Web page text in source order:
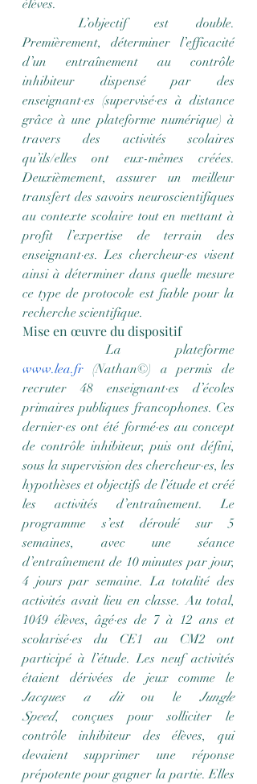
élèves.
	L’objectif est double.
Premièrement, déterminer l’efficacité
d’un entraînement au contrôle
inhibiteur dispensé par des
enseignant·es (supervisé·es à distance
grâce à une plateforme numérique) à
travers des activités scolaires
qu’ils/elles ont eux-mêmes créées.
Deuxièmement, assurer un meilleur
transfert des savoirs neuroscientifiques
au contexte scolaire tout en mettant à
profit l’expertise de terrain des
enseignant·es. Les chercheur·es visent
ainsi à déterminer dans quelle mesure
ce type de protocole est fiable pour la
recherche scientifique.
Mise en œuvre du dispositif
www.lea.fr (Nathan©) a permis de
recruter 48 enseignant·es d’écoles
primaires publiques francophones. Ces
dernier·es ont été formé·es au concept
de contrôle inhibiteur, puis ont défini,
sous la supervision des chercheur·es, les
hypothèses et objectifs de l’étude et créé
les activités d’entraînement. Le
programme s’est déroulé sur 5
semaines, avec une séance
d’entraînement de 10 minutes par jour,
4 jours par semaine. La totalité des
activités avait lieu en classe. Au total,
1049 élèves, âgé·es de 7 à 12 ans et
scolarisé·es du CE1 au CM2 ont
participé à l’étude. Les neuf activités
Jacques a dit ou le Jungle
Speed,
conçues pour solliciter le
contrôle inhibiteur des élèves, qui
devaient supprimer une réponse
prépotente pour gagner la partie. Elles